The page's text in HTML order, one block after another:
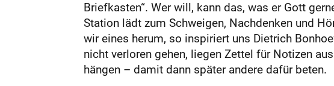
Briefkasten“. Wer will, kann das, was er Gott
Station lädt zum Schweigen, Nachdenken und
wir eines herum, so inspiriert uns Dietrich
nicht verloren gehen, liegen Zettel für Notizen
hängen – damit dann später andere dafür beten.